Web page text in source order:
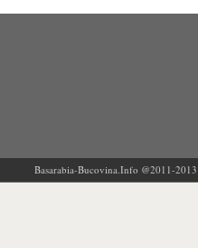
Basarabia-Bucovina.Info @2011-2013